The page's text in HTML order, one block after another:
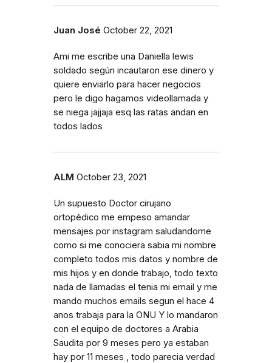
Juan José October 22, 2021
Ami me escribe una Daniella lewis
soldado según incautaron ese dinero y
quiere enviarlo para hacer negocios
pero le digo hagamos videollamada y
se niega jajjaja esq las ratas andan en
todos lados
ALM October 23, 2021
Un supuesto Doctor cirujano
ortopédico me empeso amandar
mensajes por instagram saludandome
como si me conociera sabia mi nombre
completo todos mis datos y nombre de
mis hijos y en donde trabajo, todo texto
nada de llamadas el tenia mi email y me
mando muchos emails segun el hace 4
anos trabaja para la ONU Y lo mandaron
con el equipo de doctores a Arabia
Saudita por 9 meses pero ya estaban
hay por 11 meses , todo parecia verdad